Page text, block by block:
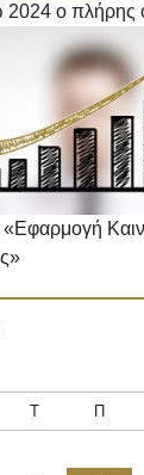
2024 ο πλήρης
Τ Π